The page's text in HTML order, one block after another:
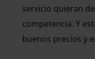
servicio quieran
competencia. Y
buenos precios y